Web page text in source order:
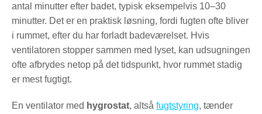
antal minutter efter badet, typisk eksempelvis 10–30
minutter. Det er en praktisk løsning, fordi fugten ofte bliver
i rummet, efter du har forladt badeværelset. Hvis
ventilatoren stopper sammen med lyset, kan udsugningen
ofte afbrydes netop på det tidspunkt, hvor rummet stadig
er mest fugtigt.
En ventilator med hygrostat, altså fugtstyring, tænder